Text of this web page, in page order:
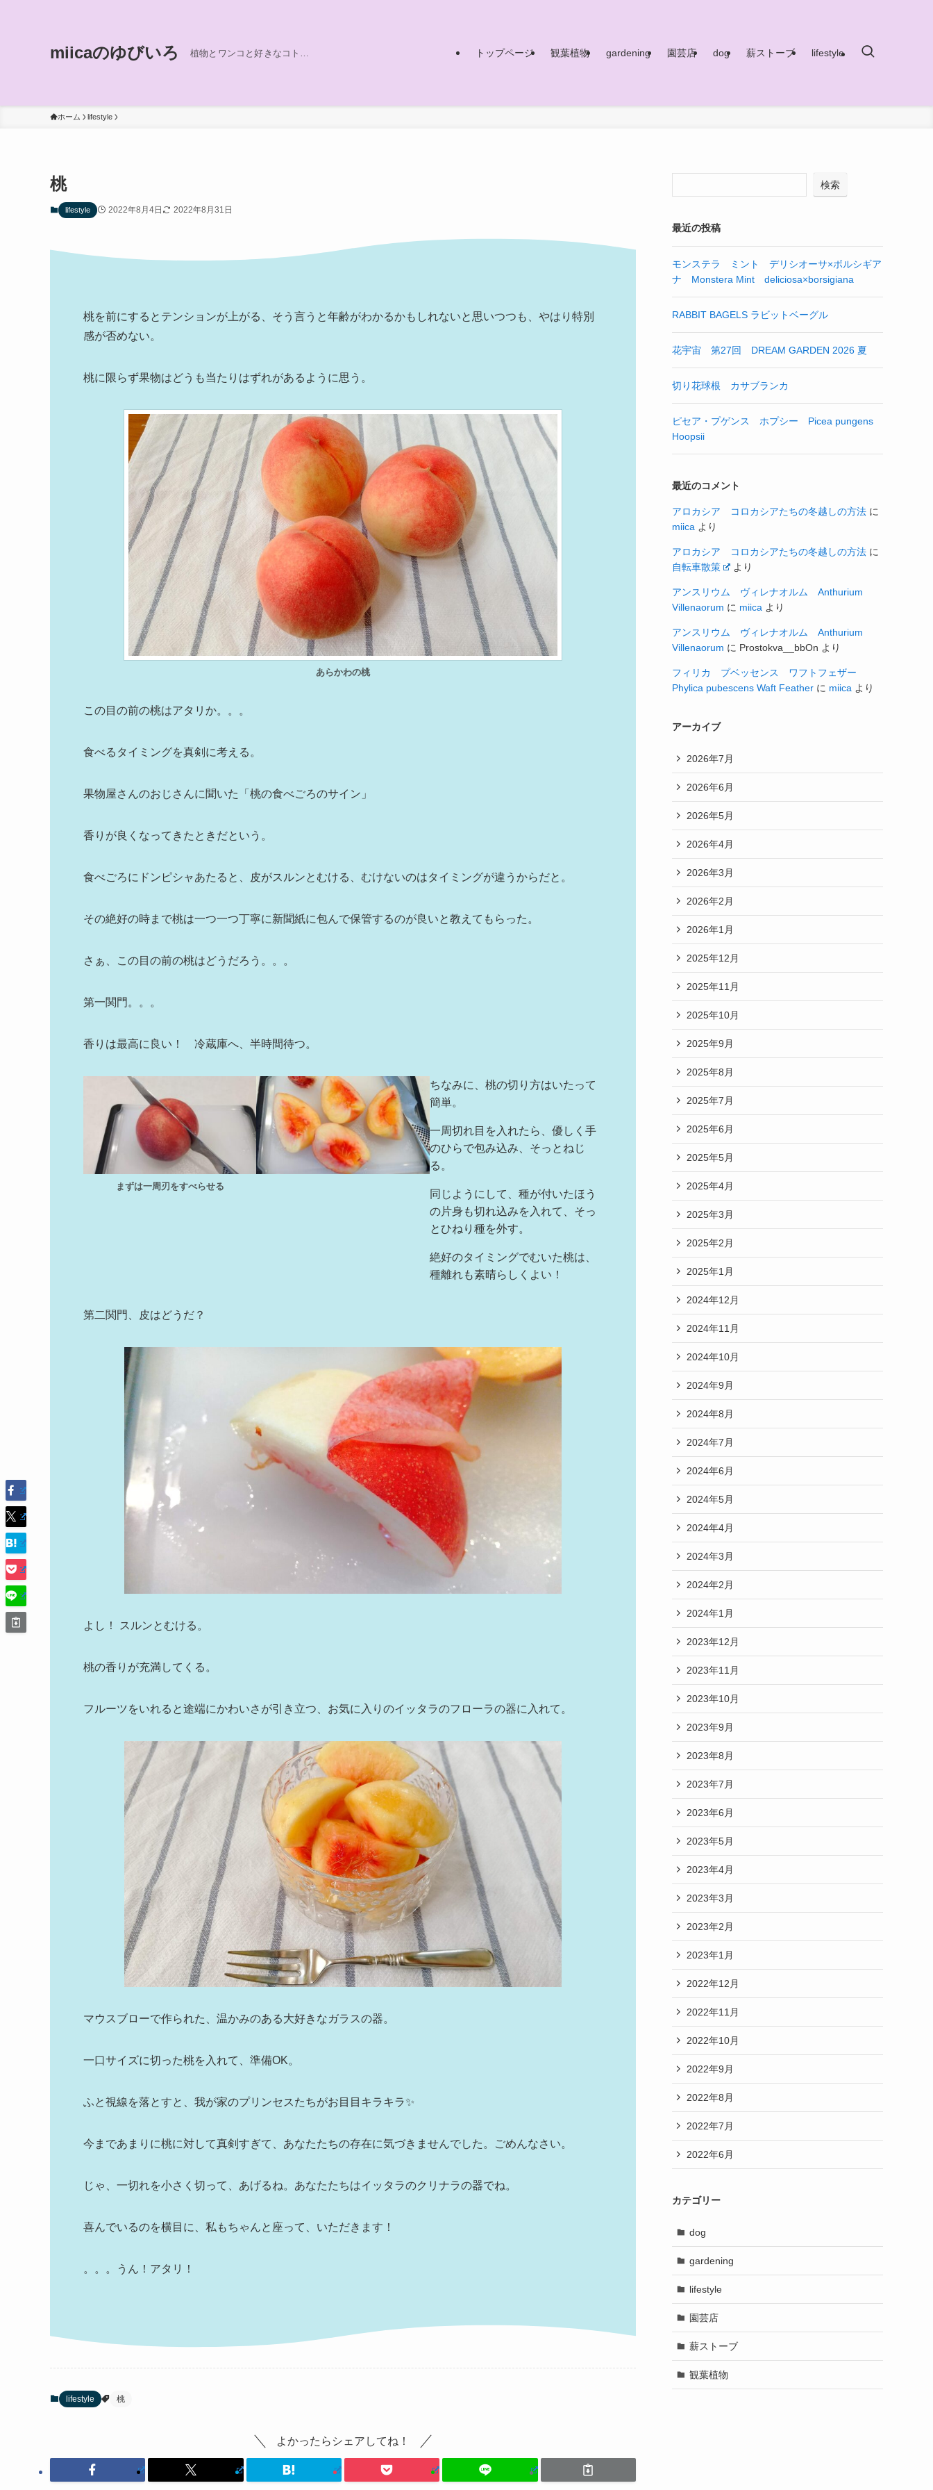
miicaのゆびいろ 植物とワンコと好きなコト… トップページ 観葉植物 gardening 園芸店 dog 薪ストーブ lifestyle
ホーム lifestyle
桃
lifestyle 2022年8月4日 2022年8月31日
桃を前にするとテンションが上がる、そう言うと年齢がわかるかもしれないと思いつつも、やはり特別
感が否めない。
桃に限らず果物はどうも当たりはずれがあるように思う。
あらかわの桃
この目の前の桃はアタリか。。。
食べるタイミングを真剣に考える。
果物屋さんのおじさんに聞いた「桃の食べごろのサイン」
香りが良くなってきたときだという。
食べごろにドンピシャあたると、皮がスルンとむける、むけないのはタイミングが違うからだと。
その絶好の時まで桃は一つ一つ丁寧に新聞紙に包んで保管するのが良いと教えてもらった。
さぁ、この目の前の桃はどうだろう。。。
第一関門。。。
香りは最高に良い！ 冷蔵庫へ、半時間待つ。
まずは一周刃をすべらせる
ちなみに、桃の切り方はいたって
簡単。
一周切れ目を入れたら、優しく手
のひらで包み込み、そっとねじ
る。
同じようにして、種が付いたほう
の片身も切れ込みを入れて、そっ
とひねり種を外す。
絶好のタイミングでむいた桃は、
種離れも素晴らしくよい！
第二関門、皮はどうだ？
よし！ スルンとむける。
桃の香りが充満してくる。
フルーツをいれると途端にかわいさが引き立つ、お気に入りのイッタラのフローラの器に入れて。
マウスブローで作られた、温かみのある大好きなガラスの器。
一口サイズに切った桃を入れて、準備OK。
ふと視線を落とすと、我が家のプリンセスたちがお目目キラキラ✨
今まであまりに桃に対して真剣すぎて、あなたたちの存在に気づきませんでした。ごめんなさい。
じゃ、一切れを小さく切って、あげるね。あなたたちはイッタラのクリナラの器でね。
喜んでいるのを横目に、私もちゃんと座って、いただきます！
。。。うん！アタリ！
lifestyle 桃
よかったらシェアしてね！
検索
最近の投稿
モンステラ ミント デリシオーサ×ボルシギア
ナ Monstera Mint deliciosa×borsigiana
RABBIT BAGELS ラビットベーグル
花宇宙 第27回 DREAM GARDEN 2026 夏
切り花球根 カサブランカ
ピセア・プゲンス ホプシー Picea pungens
Hoopsii
最近のコメント
アロカシア コロカシアたちの冬越しの方法 に
miica より
アロカシア コロカシアたちの冬越しの方法 に
自転車散策
より
アンスリウム ヴィレナオルム Anthurium
Villenaorum に miica より
アンスリウム ヴィレナオルム Anthurium
Villenaorum に Prostokva__bbOn より
フィリカ プベッセンス ワフトフェザー
Phylica pubescens Waft Feather に miica より
アーカイブ
2026年7月
2026年6月
2026年5月
2026年4月
2026年3月
2026年2月
2026年1月
2025年12月
2025年11月
2025年10月
2025年9月
2025年8月
2025年7月
2025年6月
2025年5月
2025年4月
2025年3月
2025年2月
2025年1月
2024年12月
2024年11月
2024年10月
2024年9月
2024年8月
2024年7月
2024年6月
2024年5月
2024年4月
2024年3月
2024年2月
2024年1月
2023年12月
2023年11月
2023年10月
2023年9月
2023年8月
2023年7月
2023年6月
2023年5月
2023年4月
2023年3月
2023年2月
2023年1月
2022年12月
2022年11月
2022年10月
2022年9月
2022年8月
2022年7月
2022年6月
カテゴリー
dog
gardening
lifestyle
園芸店
薪ストーブ
観葉植物